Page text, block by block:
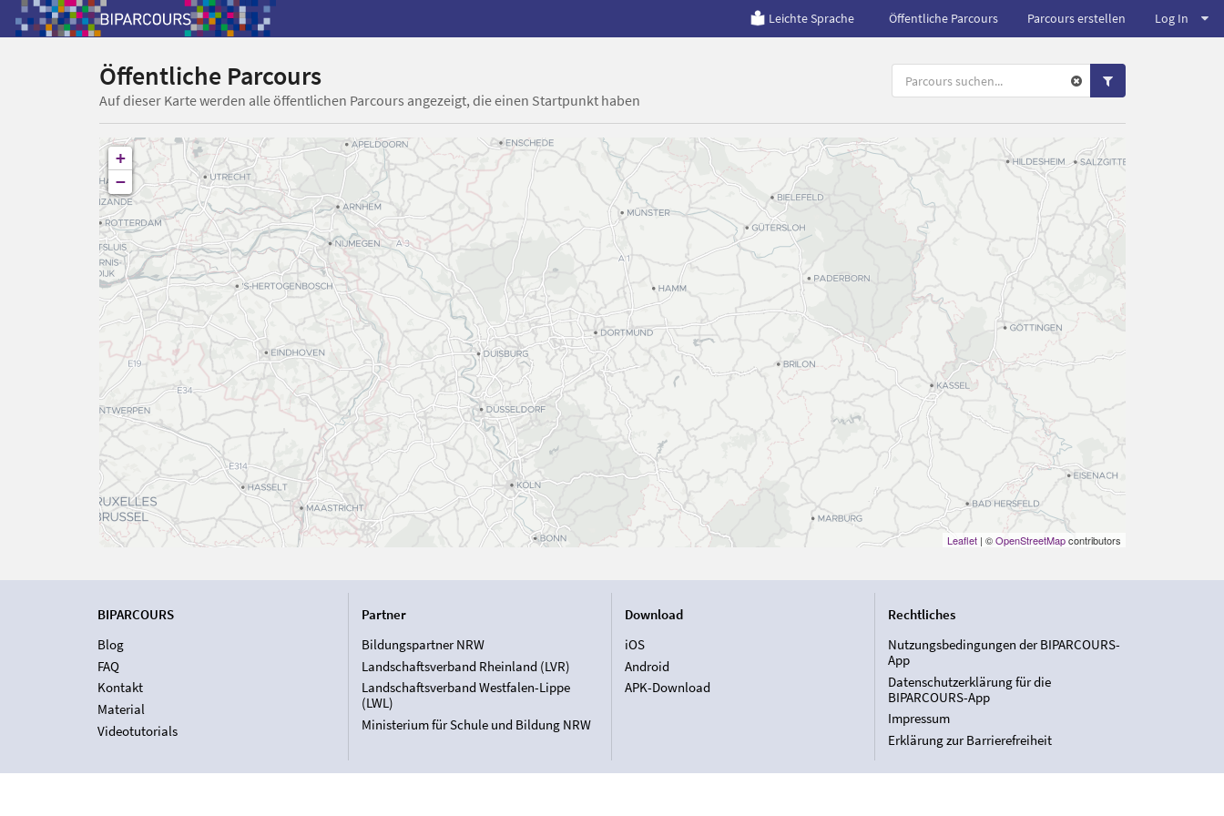
Leichte Sprache Öffentliche Parcours Parcours erstellen Log In
Öffentliche Parcours
Auf dieser Karte werden alle öffentlichen Parcours angezeigt, die einen Startpunkt haben
+
−
Leaflet| ©OpenStreetMapcontributors
BIPARCOURS
Blog
FAQ
Kontakt
Material
Videotutorials
Partner
Bildungspartner NRW
Landschaftsverband Rheinland (LVR)
Landschaftsverband Westfalen-Lippe
(LWL)
Ministerium für Schule und Bildung NRW
Download
iOS
Android
APK-Download
Rechtliches
Nutzungsbedingungen der BIPARCOURS-
App
Datenschutzerklärung für die
BIPARCOURS-App
Impressum
Erklärung zur Barrierefreiheit